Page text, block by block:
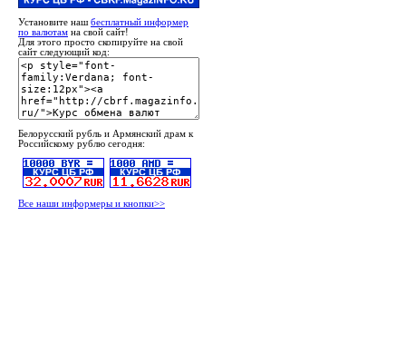
Установите наш бесплатный информер
по валютам на свой сайт!
Для этого просто скопируйте на свой
сайт следующий код:
Белорусский рубль и Армянский драм к
Российскому рублю сегодня:
Все наши информеры и кнопки>>